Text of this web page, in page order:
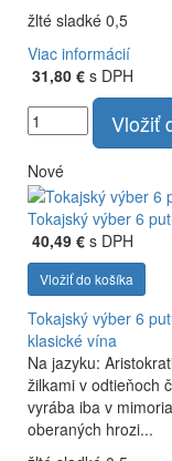
žlté sladké 0,5
Viac informácií
31,80 € s DPH
Vložiť
Nové
Tokajský výber 6
40,49 € s DPH
Vložiť do košíka
Tokajský výber 6
klasické vína
Na jazyku:
žilkami v odtieňoch
vyrába iba v
oberaných hrozi...